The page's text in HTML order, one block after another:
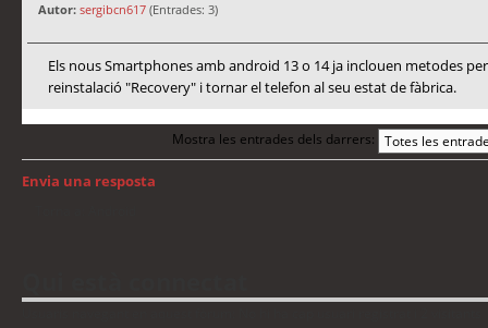
Autor: sergibcn617 (Entrades: 3)
Els nous Smartphones amb android 13 o 14 ja inclouen metodes
reinstalació "Recovery" i tornar el telefon al seu estat de fàbrica.
Mostra les entrades dels darrers:
Envia una resposta